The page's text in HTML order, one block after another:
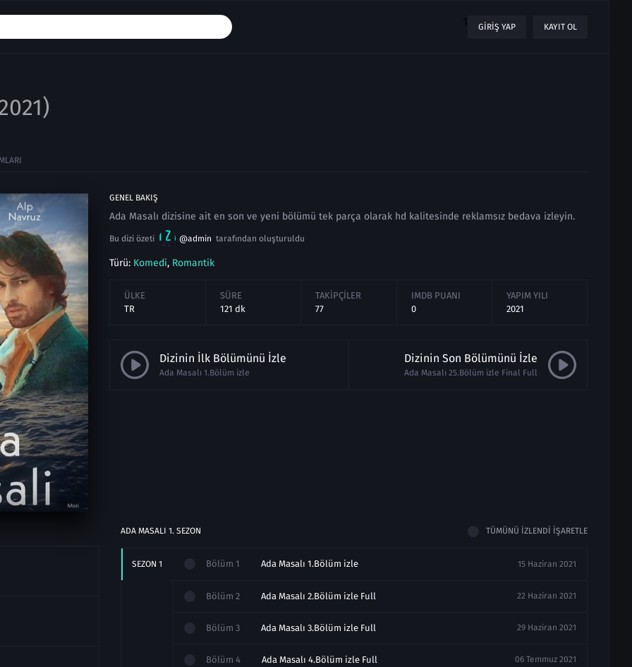
1 GIRIŞ YAP KAYIT OL
GENEL BAKIŞ
Ada Masalı dizisine ait en son ve yeni bölümü tek parça olarak hd kalitesinde reklamsız bedava izleyin.
Bu dizi özeti @admin tarafından oluşturuldu
Türü: Komedi, Romantik
ÜLKE
TR
SÜRE
121 dk
TAKIPÇILER
77
IMDB PUANI
0
YAPIM YILI
2021
Dizinin İlk Bölümünü İzle
Ada Masalı 1.Bölüm izle
Dizinin Son Bölümünü İzle
Ada Masalı 25.Bölüm izle Final Full
ADA MASALI 1. SEZON TÜMÜNÜ İZLENDI İŞARETLE
SEZON 1 Bölüm 1 Ada Masalı 1.Bölüm izle 15 Haziran 2021
Bölüm 2 Ada Masalı 2.Bölüm izle Full 22 Haziran 2021
Bölüm 3 Ada Masalı 3.Bölüm izle Full 29 Haziran 2021
Bölüm 4 Ada Masalı 4.Bölüm izle Full 06 Temmuz 2021